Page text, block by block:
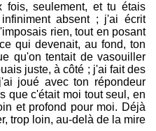
fois, seulement, et tu étais
absent ; j'ai écrit
rien, tout en posant
qui devenait, au fond, ton
qu'on tentait de vasouiller
juste, à côté ; j'ai fait des
joué avec ton répondeur
que c'était moi tout seul, en
et profond pour moi. Déjà
trop loin, au-delà de la mire